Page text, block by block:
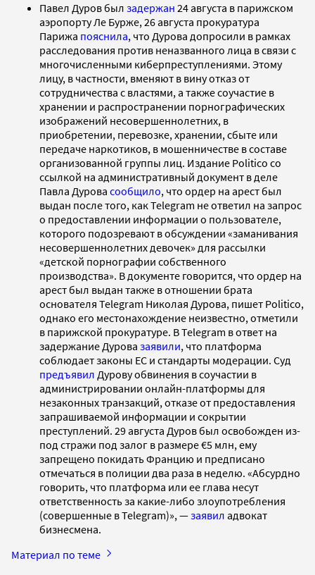
Павел Дуров был задержан 24 августа в парижском
аэропорту Ле Бурже, 26 августа прокуратура
Парижа пояснила, что Дурова допросили в рамках
расследования против неназванного лица в связи с
многочисленными киберпреступлениями. Этому
лицу, в частности, вменяют в вину отказ от
сотрудничества с властями, а также соучастие в
хранении и распространении порнографических
изображений несовершеннолетних, в
приобретении, перевозке, хранении, сбыте или
передаче наркотиков, в мошенничестве в составе
организованной группы лиц. Издание Politico со
ссылкой на административный документ в деле
Павла Дурова сообщило, что ордер на арест был
выдан после того, как Telegram не ответил на запрос
о предоставлении информации о пользователе,
которого подозревают в обсуждении «заманивания
несовершеннолетних девочек» для рассылки
«детской порнографии собственного
производства». В документе говорится, что ордер на
арест был выдан также в отношении брата
основателя Telegram Николая Дурова, пишет Politico,
однако его местонахождение неизвестно, отметили
в парижской прокуратуре. В Telegram в ответ на
задержание Дурова заявили, что платформа
соблюдает законы ЕС и стандарты модерации. Суд
предъявил Дурову обвинения в соучастии в
администрировании онлайн-платформы для
незаконных транзакций, отказе от предоставления
запрашиваемой информации и сокрытии
преступлений. 29 августа Дуров был освобожден из-
под стражи под залог в размере €5 млн, ему
запрещено покидать Францию и предписано
отмечаться в полиции два раза в неделю. «Абсурдно
говорить, что платформа или ее глава несут
ответственность за какие-либо злоупотребления
(совершенные в Telegram)», —заявил адвокат
бизнесмена.
Материал по теме